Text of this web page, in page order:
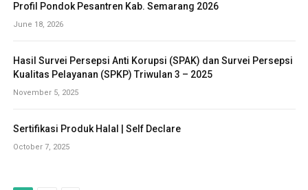
Profil Pondok Pesantren Kab. Semarang 2026
June 18, 2026
Hasil Survei Persepsi Anti Korupsi (SPAK) dan Survei Persepsi
Kualitas Pelayanan (SPKP) Triwulan 3 – 2025
November 5, 2025
Sertifikasi Produk Halal | Self Declare
October 7, 2025